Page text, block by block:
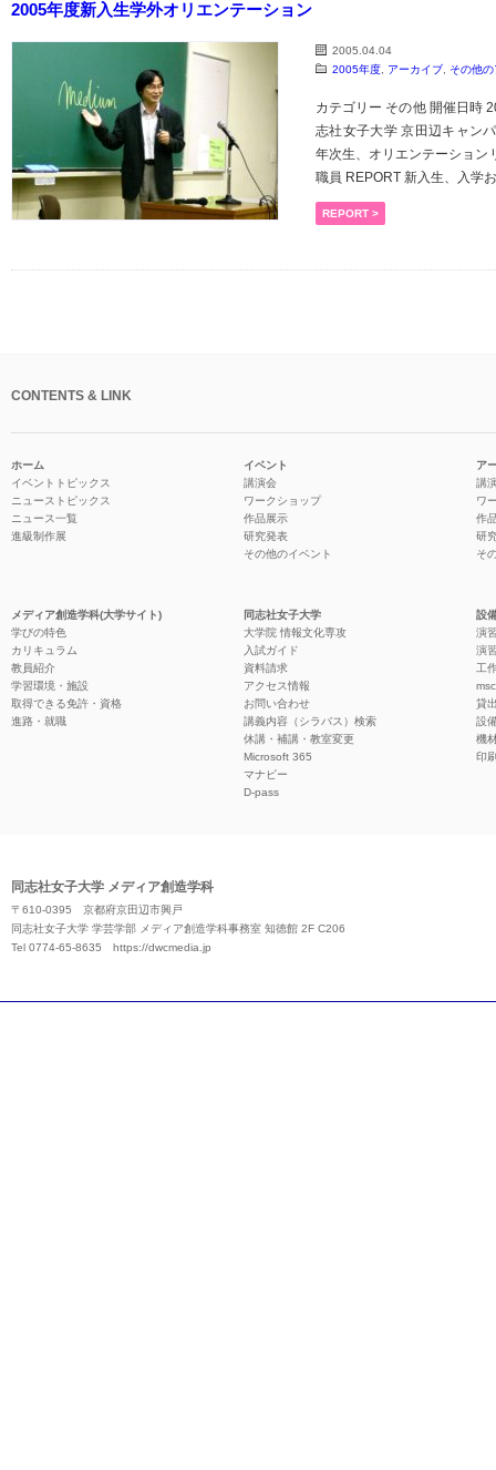
2005年度新入生学外オリエンテーション
2005.04.04
2005年度
アーカイブ その他
カテゴリー その他 開催日時
志社女子大学 京田辺キャン
年次生、オリエンテーション
職員 REPORT 新入生、入学
REPORT >
CONTENTS & LINK
ホーム
イベントトピックス
ニューストピックス
ニュース一覧
進級制作展
イベント
講演会
ワークショップ
作品展示
研究発表
その他のイベント
ア
講
ワ
作
研
そ
メディア創造学科(大学サイト)
学びの特色
カリキュラム
教員紹介
学習環境・施設
取得できる免許・資格
進路・就職
同志社女子大学
大学院 情報文化専攻
入試ガイド
資料請求
アクセス情報
お問い合わせ
講義内容（シラバス）検索
休講・補講・教室変更
Microsoft 365
マナビー
D-pass
設
演
演
工
貸
設
機
印
同志社女子大学 メディア創造学科
〒610-0395 京都府京田辺市興戸
同志社女子大学 学芸学部 メディア創造学科事務室 知徳館 2F C206
Tel 0774-65-8635 https://dwcmedia.jp